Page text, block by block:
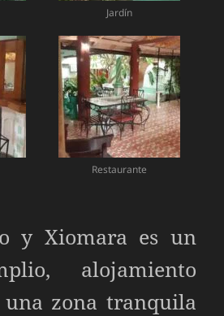
Jardín
Restaurante
y Xiomara es un
alojamiento
zona tranquila